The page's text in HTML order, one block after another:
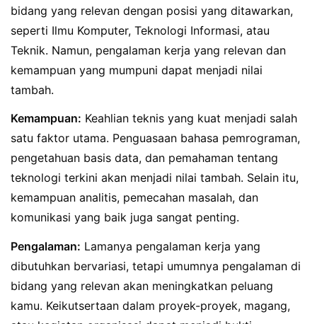
bidang yang relevan dengan posisi yang ditawarkan,
seperti Ilmu Komputer, Teknologi Informasi, atau
Teknik. Namun, pengalaman kerja yang relevan dan
kemampuan yang mumpuni dapat menjadi nilai
tambah.
Kemampuan: Keahlian teknis yang kuat menjadi salah
satu faktor utama. Penguasaan bahasa pemrograman,
pengetahuan basis data, dan pemahaman tentang
teknologi terkini akan menjadi nilai tambah. Selain itu,
kemampuan analitis, pemecahan masalah, dan
komunikasi yang baik juga sangat penting.
Pengalaman: Lamanya pengalaman kerja yang
dibutuhkan bervariasi, tetapi umumnya pengalaman di
bidang yang relevan akan meningkatkan peluang
kamu. Keikutsertaan dalam proyek-proyek, magang,